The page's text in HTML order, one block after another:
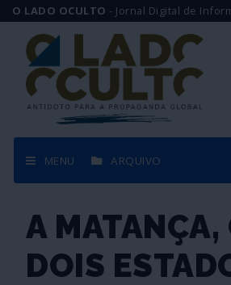
O LADO OCULTO - Jornal Digital de
MENU ARQUIVO
A MATANÇA,
DOIS